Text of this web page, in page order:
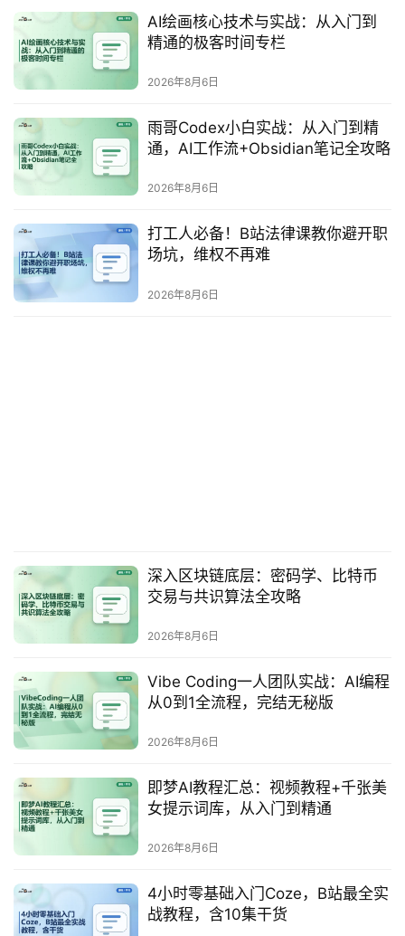
用
工
具
博
章
免
AI绘画核心技术与实战：从入门到
精通的极客时间专栏
2026年8月6日
雨哥Codex小白实战：从入门到精
通，AI工作流+Obsidian笔记全攻略
2026年8月6日
打工人必备！B站法律课教你避开职
场坑，维权不再难
2026年8月6日
深入区块链底层：密码学、比特币
交易与共识算法全攻略
2026年8月6日
Vibe Coding一人团队实战：AI编程
从0到1全流程，完结无秘版
2026年8月6日
即梦AI教程汇总：视频教程+千张美
女提示词库，从入门到精通
2026年8月6日
4小时零基础入门Coze，B站最全实
战教程，含10集干货